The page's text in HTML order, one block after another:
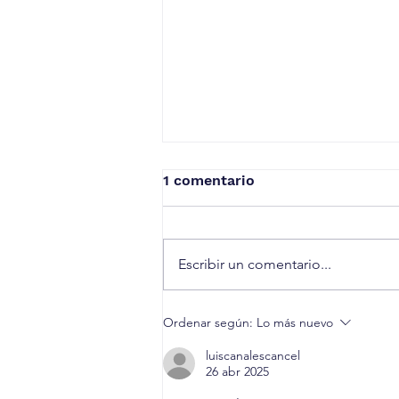
Finalización de 1° ed. de
Taller de LabXchange,
Claudia Amaya
1 comentario
Escribir un comentario...
Ordenar según: Lo más nuevo
luiscanalescancel
26 abr 2025